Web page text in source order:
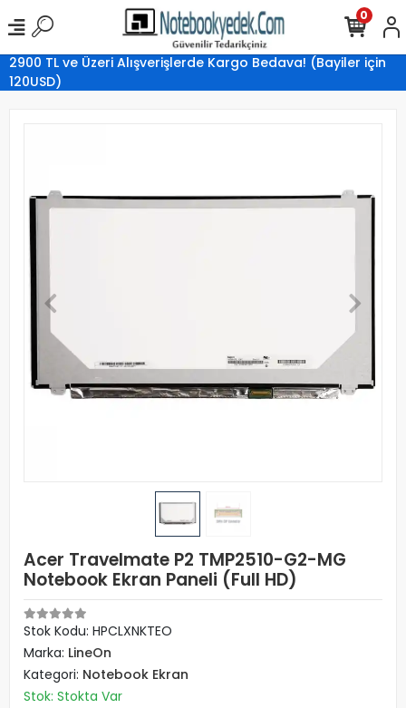
2900 TL ve Üzeri Alışverişlerde Kargo Bedava! (Bayiler için
120USD)
0
Acer Travelmate P2 TMP2510-G2-MG
Notebook Ekran Paneli (Full HD)
Stok Kodu: HPCLXNKTEO
Marka: LineOn
Kategori: Notebook Ekran
Stok: Stokta Var